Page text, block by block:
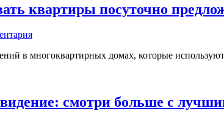
квартиры посуточно
в многоквартирных домах, которые
смотри больше с